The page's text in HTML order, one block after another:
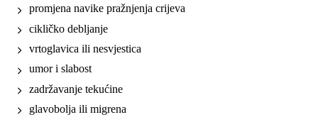
promjena navike pražnjenja crijeva
cikličko debljanje
vrtoglavica ili nesvjestica
umor i slabost
zadržavanje tekućine
glavobolja ili migrena